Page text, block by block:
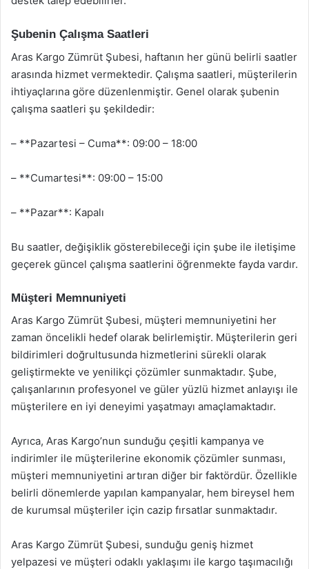
Şubenin Çalışma Saatleri
Aras Kargo Zümrüt Şubesi, haftanın her günü belirli saatler
arasında hizmet vermektedir. Çalışma saatleri, müşterilerin
ihtiyaçlarına göre düzenlenmiştir. Genel olarak şubenin
çalışma saatleri şu şekildedir:
– **Pazartesi – Cuma**: 09:00 – 18:00
– **Cumartesi**: 09:00 – 15:00
– **Pazar**: Kapalı
Bu saatler, değişiklik gösterebileceği için şube ile iletişime
geçerek güncel çalışma saatlerini öğrenmekte fayda vardır.
Müşteri Memnuniyeti
Aras Kargo Zümrüt Şubesi, müşteri memnuniyetini her
zaman öncelikli hedef olarak belirlemiştir. Müşterilerin geri
bildirimleri doğrultusunda hizmetlerini sürekli olarak
geliştirmekte ve yenilikçi çözümler sunmaktadır. Şube,
çalışanlarının profesyonel ve güler yüzlü hizmet anlayışı ile
müşterilere en iyi deneyimi yaşatmayı amaçlamaktadır.
Ayrıca, Aras Kargo’nun sunduğu çeşitli kampanya ve
indirimler ile müşterilerine ekonomik çözümler sunması,
müşteri memnuniyetini artıran diğer bir faktördür. Özellikle
belirli dönemlerde yapılan kampanyalar, hem bireysel hem
de kurumsal müşteriler için cazip fırsatlar sunmaktadır.
Aras Kargo Zümrüt Şubesi, sunduğu geniş hizmet
yelpazesi ve müşteri odaklı yaklaşımı ile kargo taşımacılığı